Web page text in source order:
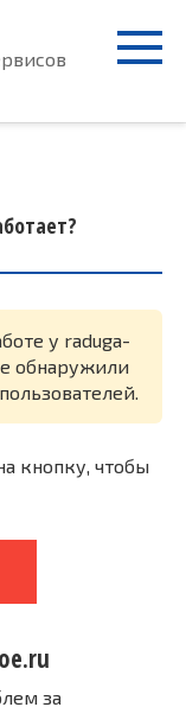
у raduga-
обнаружили
кнопку, чтобы
за